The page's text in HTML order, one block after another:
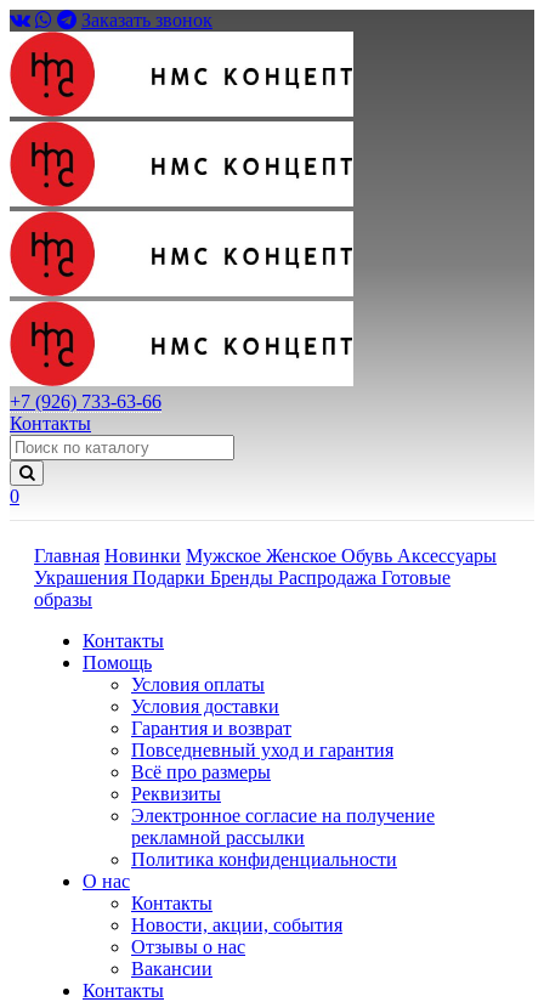
Заказать звонок
+7 (926) 733-63-66
Контакты
0
Главная Новинки Мужское Женское Обувь Аксессуары
Украшения Подарки Бренды Распродажа Готовые
образы
Контакты
Помощь
Условия оплаты
Условия доставки
Гарантия и возврат
Повседневный уход и гарантия
Всё про размеры
Реквизиты
Электронное согласие на получение
рекламной рассылки
Политика конфиденциальности
О нас
Контакты
Новости, акции, события
Отзывы о нас
Вакансии
Контакты